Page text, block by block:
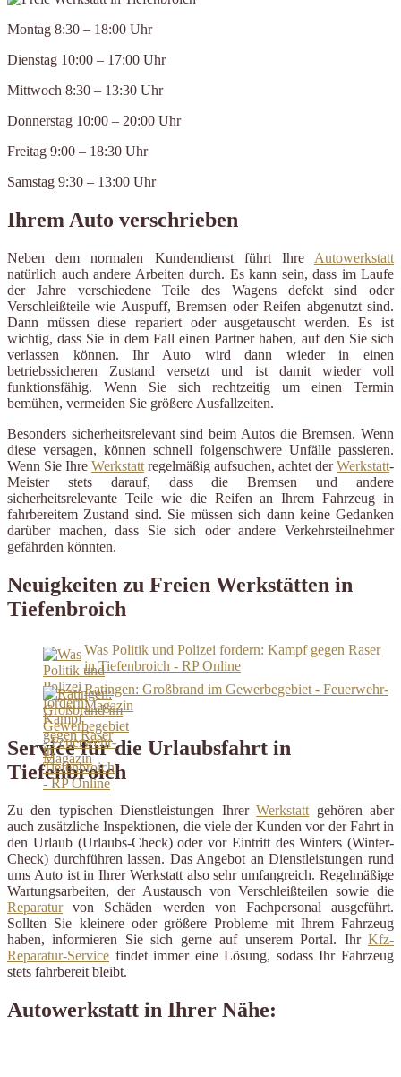
Montag 8:30 – 18:00 Uhr
Dienstag 10:00 – 17:00 Uhr
Mittwoch 8:30 – 13:30 Uhr
Donnerstag 10:00 – 20:00 Uhr
Freitag 9:00 – 18:30 Uhr
Samstag 9:30 – 13:00 Uhr
Ihrem Auto verschrieben
Neben dem normalen Kundendienst führt Ihre Autowerkstatt
natürlich auch andere Arbeiten durch. Es kann sein, dass im Laufe
der Jahre verschiedene Teile des Wagens defekt sind oder
Verschleißteile wie Auspuff, Bremsen oder Reifen abgenutzt sind.
Dann müssen diese repariert oder ausgetauscht werden. Es ist
wichtig, dass Sie in dem Fall einen Partner haben, auf den Sie sich
verlassen können. Ihr Auto wird dann wieder in einen
betriebssicheren Zustand versetzt und ist damit wieder voll
funktionsfähig. Wenn Sie sich rechtzeitig um einen Termin
bemühen, vermeiden Sie größere Ausfallzeiten.
Besonders sicherheitsrelevant sind beim Autos die Bremsen. Wenn
diese versagen, können schnell folgenschwere Unfälle passieren.
Wenn Sie Ihre Werkstatt regelmäßig aufsuchen, achtet derWerkstatt-
Meister stets darauf, dass die Bremsen und andere
sicherheitsrelevante Teile wie die Reifen an Ihrem Fahrzeug in
fahrbereitem Zustand sind. Sie müssen sich dann keine Gedanken
darüber machen, dass Sie sich oder andere Verkehrsteilnehmer
gefährden könnten.
Neuigkeiten zu Freien Werkstätten in
Tiefenbroich
Was Politik und Polizei fordern: Kampf gegen Raser
in Tiefenbroich - RP Online
Ratingen: Großbrand im Gewerbegebiet - Feuerwehr-
Magazin
Service für die Urlaubsfahrt in
Tiefenbroich
Zu den typischen Dienstleistungen IhrerWerkstatt gehören aber
auch zusätzliche Inspektionen, die viele der Kunden vor der Fahrt in
den Urlaub (Urlaubs-Check) oder vor Eintritt des Winters (Winter-
Check) durchführen lassen. Das Angebot an Dienstleistungen rund
ums Auto ist in Ihrer Werkstatt also sehr umfangreich. Regelmäßige
Wartungsarbeiten, der Austausch von Verschleißteilen sowie die
Reparaturvon Schäden werden von Fachpersonal ausgeführt.
Sollten Sie kleinere oder größere Probleme mit Ihrem Fahrzeug
haben, informieren Sie sich gerne auf unserem Portal. Ihr Kfz-
Reparatur-Service findet immer eine Lösung, sodass Ihr Fahrzeug
stets fahrbereit bleibt.
Autowerkstatt in Ihrer Nähe: